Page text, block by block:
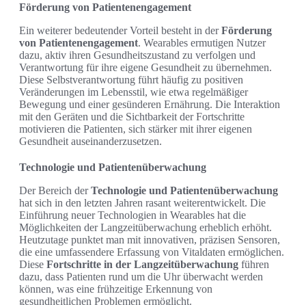
Förderung von Patientenengagement
Ein weiterer bedeutender Vorteil besteht in derFörderung
von Patientenengagement. Wearables ermutigen Nutzer
dazu, aktiv ihren Gesundheitszustand zu verfolgen und
Verantwortung für ihre eigene Gesundheit zu übernehmen.
Diese Selbstverantwortung führt häufig zu positiven
Veränderungen im Lebensstil, wie etwa regelmäßiger
Bewegung und einer gesünderen Ernährung. Die Interaktion
mit den Geräten und die Sichtbarkeit der Fortschritte
motivieren die Patienten, sich stärker mit ihrer eigenen
Gesundheit auseinanderzusetzen.
Technologie und Patientenüberwachung
Der Bereich derTechnologie und Patientenüberwachung
hat sich in den letzten Jahren rasant weiterentwickelt. Die
Einführung neuer Technologien in Wearables hat die
Möglichkeiten der Langzeitüberwachung erheblich erhöht.
Heutzutage punktet man mit innovativen, präzisen Sensoren,
die eine umfassendere Erfassung von Vitaldaten ermöglichen.
Diese Fortschritte in der Langzeitüberwachung führen
dazu, dass Patienten rund um die Uhr überwacht werden
können, was eine frühzeitige Erkennung von
gesundheitlichen Problemen ermöglicht.